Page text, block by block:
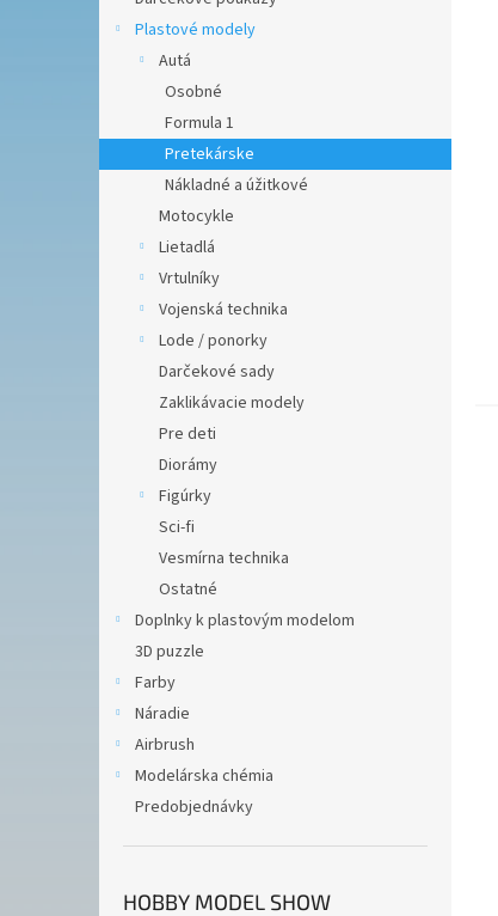
Plastové modely
Autá
Osobné
Formula 1
Pretekárske
Nákladné a úžitkové
Motocykle
Lietadlá
Vrtulníky
Vojenská technika
Lode / ponorky
Darčekové sady
Zaklikávacie modely
Pre deti
Diorámy
Figúrky
Sci-fi
Vesmírna technika
Ostatné
Doplnky k plastovým modelom
3D puzzle
Farby
Náradie
Airbrush
Modelárska chémia
Predobjednávky
HOBBY MODEL SHOW